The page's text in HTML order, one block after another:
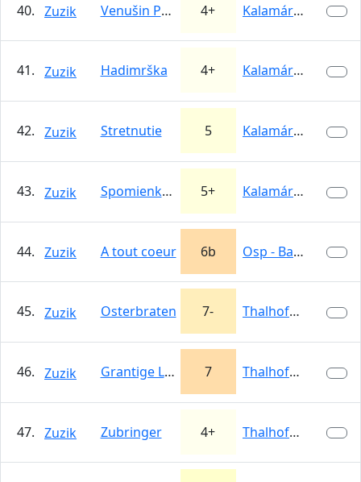
40. Zuzik Venušin Pahorok 4+ Kalamárka
41. Zuzik Hadimrška 4+ Kalamárka
42. Zuzik Stretnutie 5 Kalamárka
43. Zuzik Spomienky na Omiš 5+ Kalamárka
44. Zuzik A tout coeur 6b Osp - Babna
45. Zuzik Osterbraten 7- Thalhofer Grat
46. Zuzik Grantige Laus 7 Thalhofer Grat
47. Zuzik Zubringer 4+ Thalhofer Grat